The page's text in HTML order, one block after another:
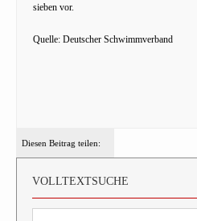
sieben vor.
Quelle: Deutscher Schwimmverband
Diesen Beitrag teilen:
VOLLTEXTSUCHE